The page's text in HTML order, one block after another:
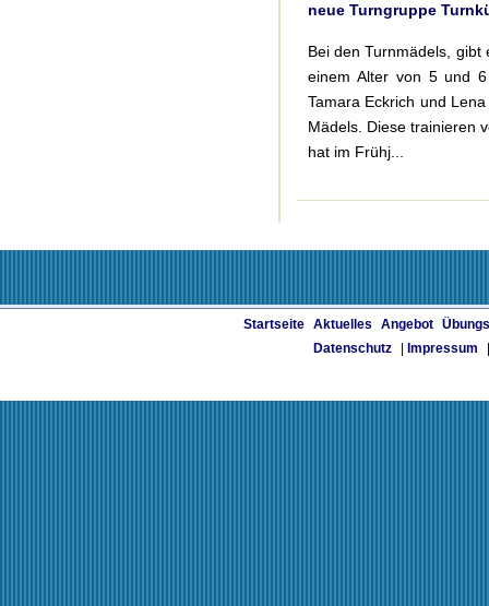
neue Turngruppe
Bei den Turnmädels, gibt
einem Alter von 5 und
Tamara Eckrich und
Mädels. Diese trainieren
hat im Frühj...
Startseite Aktuelles Angebot
Datenschutz
Impressum